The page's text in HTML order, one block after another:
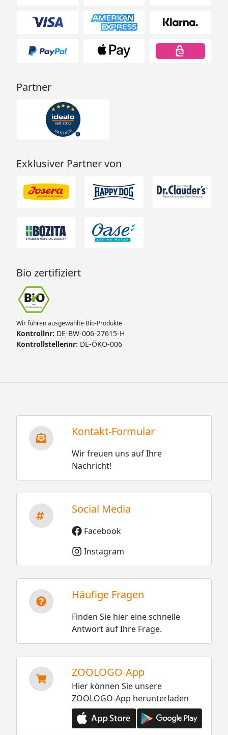
Partner
Exklusiver Partner von
Bio zertifiziert
Wir führen ausgewählte Bio-Produkte
Kontrollnr: DE-BW-006-27615-H
Kontrollstellennr: DE-ÖKO-006
Kontakt-Formular
Wir freuen uns auf Ihre
Nachricht!
Social Media
Facebook
Instagram
Häufige Fragen
Finden Sie hier eine schnelle
Antwort auf Ihre Frage.
ZOOLOGO-App
Hier können Sie unsere
ZOOLOGO-App herunterladen